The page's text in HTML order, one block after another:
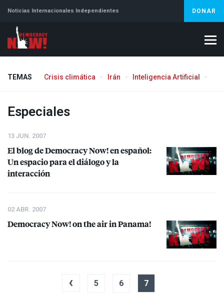
Noticias Internacionales Independientes DONAR
TEMAS Crisis climática Irán Inteligencia Artificial
Especiales
13 JUN. 2007
El blog de Democracy Now! en español:
Un espacio para el diálogo y la
interacción
02 ABR. 2007
Democracy Now! on the air in Panama!
‹ 5 6 7